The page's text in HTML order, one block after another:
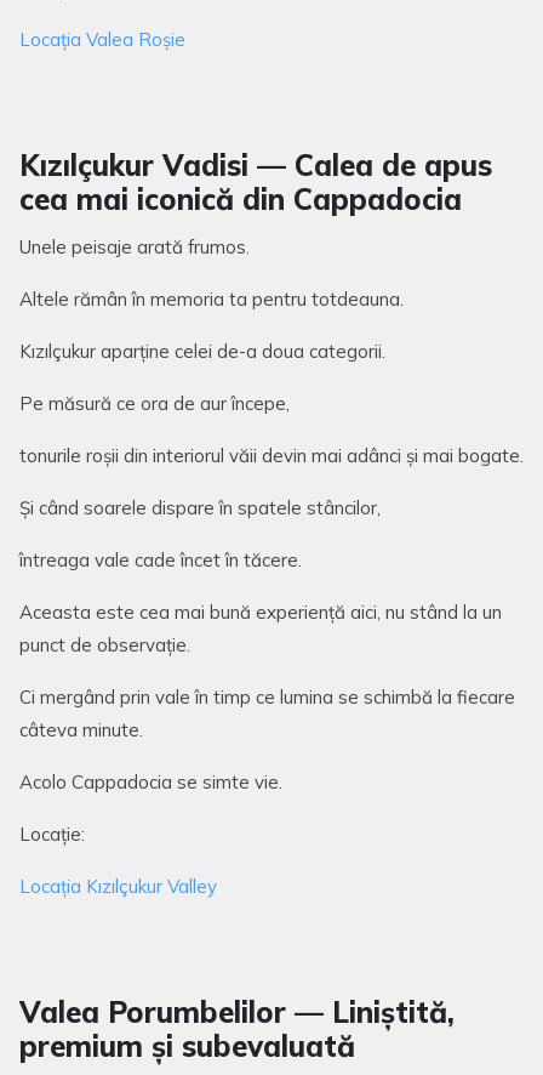
Locația Valea Roșie
Kızılçukur Vadisi — Calea de apus
cea mai iconică din Cappadocia
Unele peisaje arată frumos.
Altele rămân în memoria ta pentru totdeauna.
Kızılçukur aparține celei de-a doua categorii.
Pe măsură ce ora de aur începe,
tonurile roșii din interiorul văii devin mai adânci și mai bogate.
Și când soarele dispare în spatele stâncilor,
întreaga vale cade încet în tăcere.
Aceasta este cea mai bună experiență aici, nu stând la un
punct de observație.
Ci mergând prin vale în timp ce lumina se schimbă la fiecare
câteva minute.
Acolo Cappadocia se simte vie.
Locație:
Locația Kızılçukur Valley
Valea Porumbelilor — Liniștită,
premium și subevaluată